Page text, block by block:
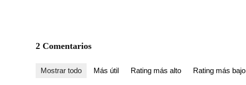
2 Comentarios
Mostrar todo Más útil Rating más alto Rating más bajo